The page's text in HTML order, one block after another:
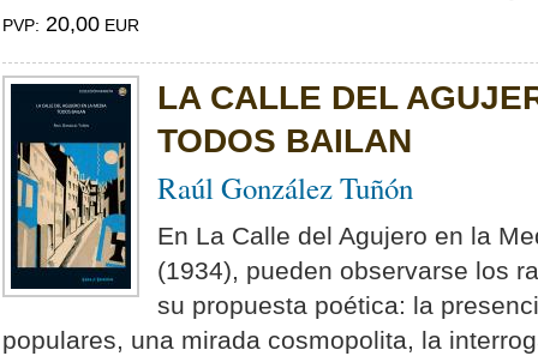
PVP: 20,00 EUR
LA CALLE DEL
TODOS BAILAN
Raúl González Tuñón
En La Calle del Agujero en la
(1934), pueden observarse los
su propuesta poética: la
populares, una mirada cosmopolita, la